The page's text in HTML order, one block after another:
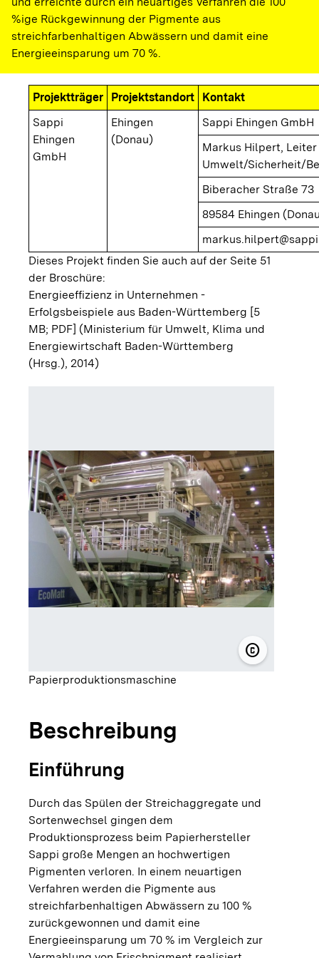
%ige Rückgewinnung der Pigmente aus
streichfarbenhaltigen Abwässern und damit eine
Energieeinsparung um 70 %.
Projektträger Projektstandort
Kontakt
Sappi
Ehingen
GmbH
Ehingen
(Donau)
Sappi Ehingen GmbH
Markus Hilpert, Leiter
Umwelt/Sicherheit/
Biberacher Straße 73
89584 Ehingen
Dieses Projekt finden Sie auch auf der Seite 51
der Broschüre:
Energieeffizienz in Unternehmen -
Erfolgsbeispiele aus Baden-Württemberg [5
MB; PDF] (Ministerium für Umwelt, Klima und
Energiewirtschaft Baden-Württemberg
(Hrsg.), 2014)
copyright© Sappi
Papierproduktionsmaschine
Beschreibung
Einführung
Durch das Spülen der Streichaggregate und
Sortenwechsel gingen dem
Produktionsprozess beim Papierhersteller
Sappi große Mengen an hochwertigen
Pigmenten verloren. In einem neuartigen
Verfahren werden die Pigmente aus
streichfarbenhaltigen Abwässern zu 100 %
zurückgewonnen und damit eine
Energieeinsparung um 70 % im Vergleich zur